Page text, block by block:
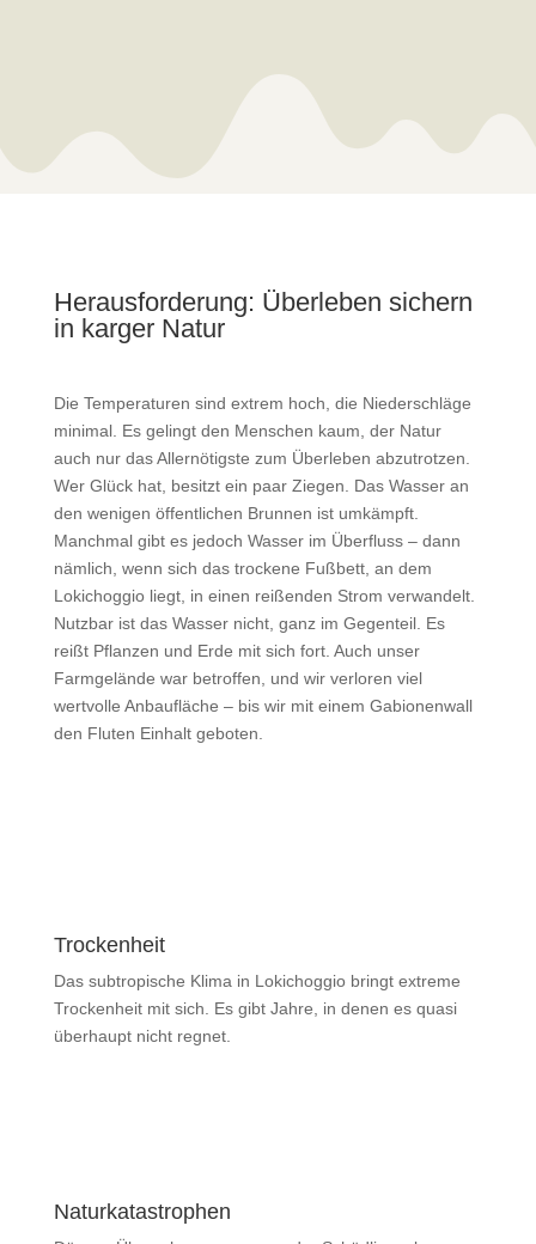
Herausforderung: Überleben sichern
in karger Natur
Die Temperaturen sind extrem hoch, die Niederschläge
minimal. Es gelingt den Menschen kaum, der Natur
auch nur das Allernötigste zum Überleben abzutrotzen.
Wer Glück hat, besitzt ein paar Ziegen. Das Wasser an
den wenigen öffentlichen Brunnen ist umkämpft.
Manchmal gibt es jedoch Wasser im Überfluss – dann
nämlich, wenn sich das trockene Fußbett, an dem
Lokichoggio liegt, in einen reißenden Strom verwandelt.
Nutzbar ist das Wasser nicht, ganz im Gegenteil. Es
reißt Pflanzen und Erde mit sich fort. Auch unser
Farmgelände war betroffen, und wir verloren viel
wertvolle Anbaufläche – bis wir mit einem Gabionenwall
den Fluten Einhalt geboten.
Trockenheit
Das subtropische Klima in Lokichoggio bringt extreme
Trockenheit mit sich. Es gibt Jahre, in denen es quasi
überhaupt nicht regnet.
Naturkatastrophen